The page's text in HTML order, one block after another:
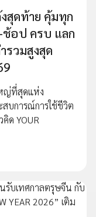
งสุดท้าย คุ้มทุก
ช้อป ครบ แลก
รวมสูงสุด
ญ่ที่สุดแห่ง
บการณ์การใช้ชีวิต
ด YOUR